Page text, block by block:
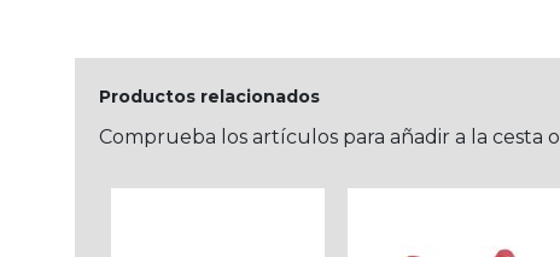
Productos relacionados
Comprueba los artículos para añadir a la cesta o